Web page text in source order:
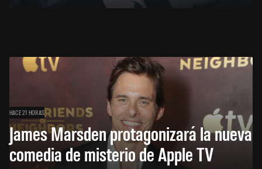
HACE 21 HORAS
James Marsden protagonizará la nueva
comedia de misterio de Apple TV